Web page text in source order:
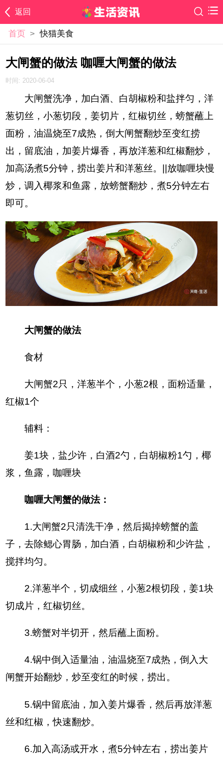
返回
首页 > 快猫美食
大闸蟹的做法 咖喱大闸蟹的做法
时间: 2020-06-04
大闸蟹洗净，加白酒、白胡椒粉和盐拌匀，洋
葱切丝，小葱切段，姜切片，红椒切丝，螃蟹蘸上
面粉，油温烧至7成热，倒大闸蟹翻炒至变红捞
出，留底油，加姜片爆香，再放洋葱和红椒翻炒，
加高汤煮5分钟，捞出姜片和洋葱丝。||放咖喱块慢
炒，调入椰浆和鱼露，放螃蟹翻炒，煮5分钟左右
即可。
大闸蟹的做法
食材
大闸蟹2只，洋葱半个，小葱2根，面粉适量，
红椒1个
辅料：
姜1块，盐少许，白酒2勺，白胡椒粉1勺，椰
浆，鱼露，咖喱块
咖喱大闸蟹的做法：
1.大闸蟹2只清洗干净，然后揭掉螃蟹的盖
子，去除鳃心胃肠，加白酒，白胡椒粉和少许盐，
搅拌均匀。
2.洋葱半个，切成细丝，小葱2根切段，姜1块
切成片，红椒切丝。
3.螃蟹对半切开，然后蘸上面粉。
4.锅中倒入适量油，油温烧至7成热，倒入大
闸蟹开始翻炒，炒至变红的时候，捞出。
5.锅中留底油，加入姜片爆香，然后再放洋葱
丝和红椒，快速翻炒。
6.加入高汤或开水，煮5分钟左右，捞出姜片